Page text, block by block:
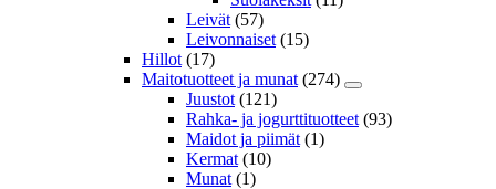
Leivät (57)
Leivonnaiset (15)
Hillot (17)
Maitotuotteet ja munat (274)
Juustot (121)
Rahka- ja jogurttituotteet (93)
Maidot ja piimät (1)
Kermat (10)
Munat (1)